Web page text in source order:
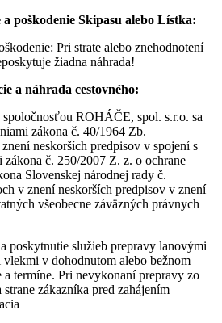
poškodenie Skipasu alebo Lístka:
Pri strate alebo znehodnotení
žiadna náhrada!
a náhrada cestovného:
ROHÁČE, spol. s.r.o. sa
zákona č. 40/1964 Zb.
neskorších predpisov v spojení s
č. 250/2007 Z. z. o ochrane
Slovenskej národnej rady č.
v znení neskorších predpisov v znení
všeobecne záväzných právnych
poskytnutie služieb prepravy lanovými
v dohodnutom alebo bežnom
a termíne. Pri nevykonaní prepravy zo
zákazníka pred zahájením